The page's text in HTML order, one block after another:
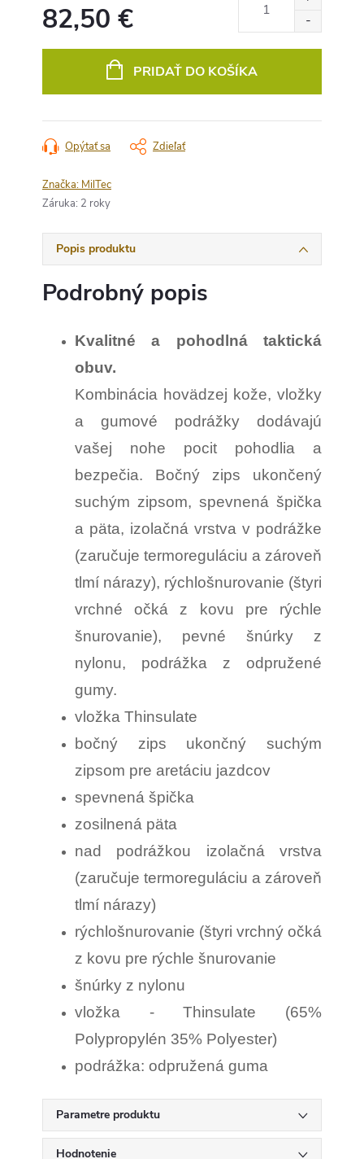
82,50 €
PRIDAŤ DO KOŠÍKA
Opýtať sa Zdieľať
Značka: MilTec
Záruka: 2 roky
Popis produktu
Podrobný popis
Kvalitné a pohodlná taktická
obuv.
Kombinácia hovädzej kože, vložky
a gumové podrážky dodávajú
vašej nohe pocit pohodlia a
bezpečia. Bočný zips ukončený
suchým zipsom, spevnená špička
a päta, izolačná vrstva v podrážke
(zaručuje termoreguláciu a zároveň
tlmí nárazy), rýchlošnurovanie (štyri
vrchné očká z kovu pre rýchle
šnurovanie), pevné šnúrky z
nylonu, podrážka z odpružené
gumy.
vložka Thinsulate
bočný zips ukončný suchým
zipsom pre aretáciu jazdcov
spevnená špička
zosilnená päta
nad podrážkou izolačná vrstva
(zaručuje termoreguláciu a zároveň
tlmí nárazy)
rýchlošnurovanie (štyri vrchný očká
z kovu pre rýchle šnurovanie
šnúrky z nylonu
vložka - Thinsulate (65%
Polypropylén 35% Polyester)
podrážka: odpružená guma
Parametre produktu
Hodnotenie